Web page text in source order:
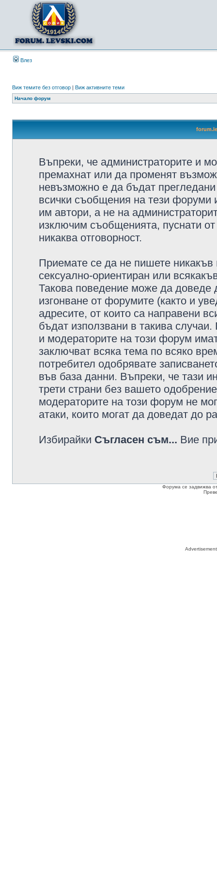
Влез
Виж темите без отговор | Виж активните теми
Начало форум
Въпреки, че администраторите и
премахнат или да променят
невъзможно е да бъдат
всички съобщения на тези форуми
им автори, а не на
изключим съобщенията, пуснати
никаква отговорност.
Приемате се да не пишете никакъв
сексуално-ориентиран или
Такова поведение може да доведе
изгонване от форумите (както и
адресите, от които са направени
бъдат използвани в такива
и модераторите на този форум
заключват всяка тема по всяко
потребител одобрявате
във база данни. Въпреки, че тази
трети страни без вашето
модераторите на този форум не
атаки, които могат да доведат до
Избирайки Съгласен съм... Вие
Форума се задвижва